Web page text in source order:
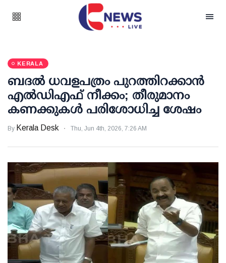
KERALA
ബദല്‍ ധവളപത്രം പുറത്തിറക്കാന്‍
എല്‍ഡിഎഫ് നീക്കം; തീരുമാനം
കണക്കുകള്‍ പരിശോധിച്ച ശേഷം
By Kerala Desk Thu, Jun 4th, 2026, 7:26 AM